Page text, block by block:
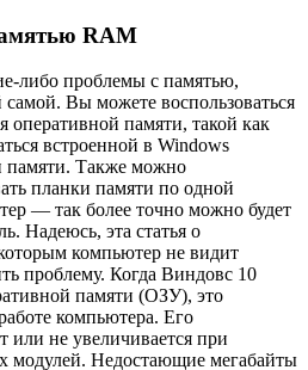
RAM
либо проблемы с памятью,
Вы можете воспользоваться
оперативной памяти, такой как
встроенной в Windows
памяти. Также можно
планки памяти по одной
— так более точно можно будет
Надеюсь, эта статья о
компьютер не видит
проблему. Когда Виндовс 10
памяти (ОЗУ), это
компьютера. Его
или не увеличивается при
модулей. Недостающие мегабайты